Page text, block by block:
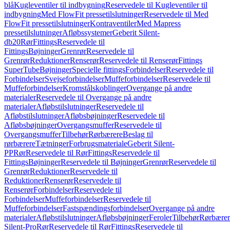
blåKugleventiler til indbygningReservedele til Kugleventiler til
indbygningMed FlowFit pressetilslutningerReservedele til Med
FlowFit pressetilslutningerKontraventilerMed Mapress
pressetilslutningerAfløbssystemerGeberit Silent-
db20RørFittingsReservedele til
FittingsBøjningerGrenrørReservedele til
GrenrørReduktionerRenserørReservedele til RenserørFittings
SuperTubeBøjningerSpecielle fittingsForbindelserReservedele til
ForbindelserSvejseforbindelserMuffeforbindelserReservedele til
MuffeforbindelserKromstålskoblingerOvergange på andre
materialerReservedele til Overgange på andre
materialerAfløbstilslutningerReservedele til
AfløbstilslutningerAfløbsbøjningerReservedele til
AfløbsbøjningerOvergangsmufferReservedele til
OvergangsmufferTilbehørRørbærereBeslag til
rørbærereTætningerForbrugsmaterialeGeberit Silent-
PPRørReservedele til RørFittingsReservedele til
FittingsBøjningerReservedele til BøjningerGrenrørReservedele til
GrenrørReduktionerReservedele til
ReduktionerRenserørReservedele til
RenserørForbindelserReservedele til
ForbindelserMuffeforbindelserReservedele til
MuffeforbindelserFastspændingsforbindelserOvergange på andre
materialerAfløbstilslutningerAfløbsbøjningerFerolerTilbehør
Silent-ProRørReservedele til RørFittingsReservedele til